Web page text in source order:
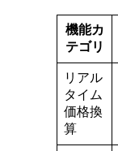
機能カ
テゴリ
リアル
タイム
価格換
算